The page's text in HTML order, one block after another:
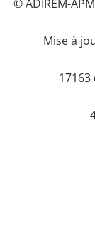
© ADIREM-
Mise à